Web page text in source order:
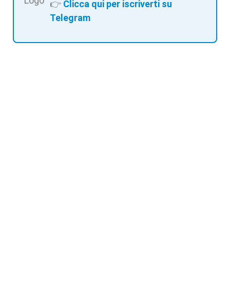
👉 Clicca qui per iscriverti su
Telegram